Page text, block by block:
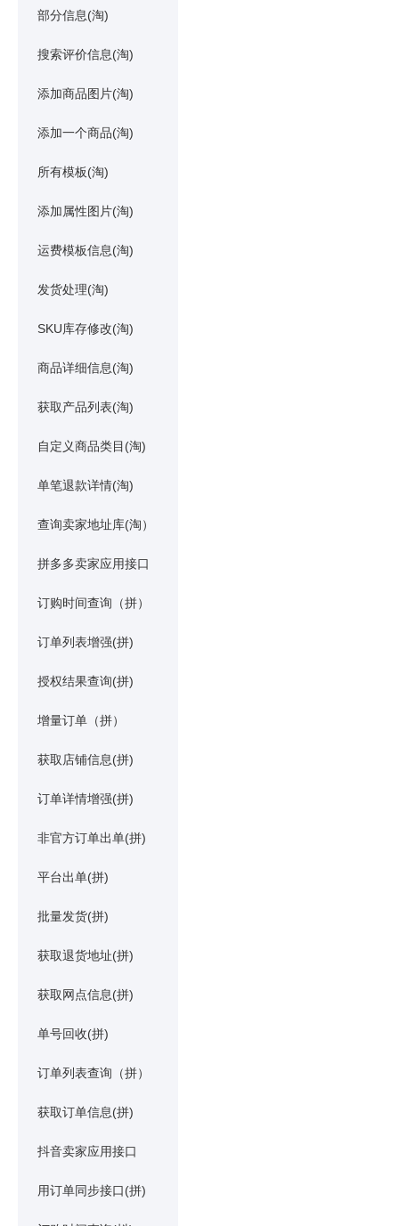
部分信息(淘)
搜索评价信息(淘)
添加商品图片(淘)
添加一个商品(淘)
所有模板(淘)
添加属性图片(淘)
运费模板信息(淘)
发货处理(淘)
SKU库存修改(淘)
商品详细信息(淘)
获取产品列表(淘)
自定义商品类目(淘)
单笔退款详情(淘)
查询卖家地址库(淘）
拼多多卖家应用接口
订购时间查询（拼）
订单列表增强(拼)
授权结果查询(拼)
增量订单（拼）
获取店铺信息(拼)
订单详情增强(拼)
非官方订单出单(拼)
平台出单(拼)
批量发货(拼)
获取退货地址(拼)
获取网点信息(拼)
单号回收(拼)
订单列表查询（拼）
获取订单信息(拼)
抖音卖家应用接口
用订单同步接口(拼)